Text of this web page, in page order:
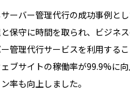
ーバー管理代行の成功事例と
保守に時間を取られ、ビジネ
管理代行サービスを利用する
ブサイトの稼働率が99.9%に
率も向上しました。